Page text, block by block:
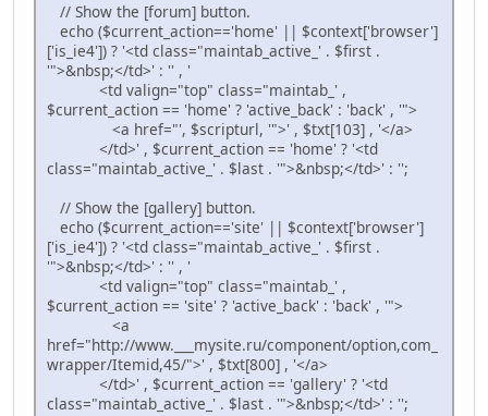
// Show the [forum] button.
echo ($current_action=='home' || $context['browser']
['is_ie4']) ? '<td class="maintab_active_' . $first .
'">&nbsp;</td>' : '' , '
<td valign="top" class="maintab_' ,
$current_action == 'home' ? 'active_back' : 'back' , '">
<a href="', $scripturl, '">' , $txt[103] , '</a>
</td>' , $current_action == 'home' ? '<td
class="maintab_active_' . $last . '">&nbsp;</td>' : '';
// Show the [gallery] button.
echo ($current_action=='site' || $context['browser']
['is_ie4']) ? '<td class="maintab_active_' . $first .
'">&nbsp;</td>' : '' , '
<td valign="top" class="maintab_' ,
$current_action == 'site' ? 'active_back' : 'back' , '">
<a
href="http://www.___mysite.ru/component/option,com_
wrapper/Itemid,45/">' , $txt[800] , '</a>
</td>' , $current_action == 'gallery' ? '<td
class="maintab_active_' . $last . '">&nbsp;</td>' : '';